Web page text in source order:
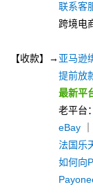
联系客
跨境电商
【收款】→ 亚马逊
提前放
最新平
老平台：
eBay
法国乐
如何向